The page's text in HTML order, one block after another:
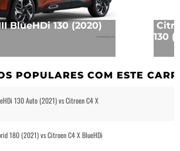
BlueHDi 130 (2020)
130
POPULARES COM ESTE
130 Auto (2021) vs Citroen C4 X
180 (2021) vs Citroen C4 X BlueHDi